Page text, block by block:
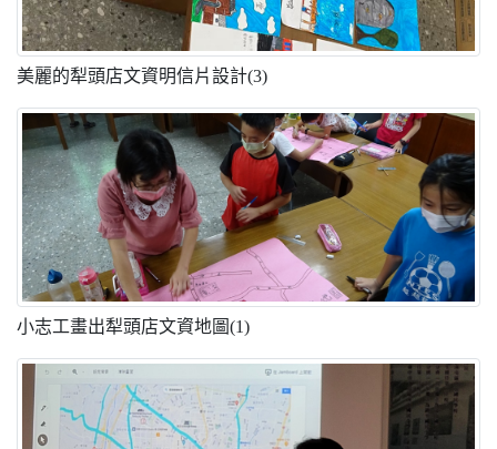
美麗的犁頭店文資明信片設計(3)
小志工畫出犁頭店文資地圖(1)